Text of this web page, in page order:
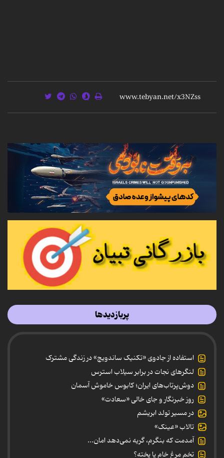
پربازدیدها
استفاده از جادوی «تکنیک ساندویچ» در زندگی مشترک
لنگرهای نجات در برابر سیلاب استرس
دوش‌پرتاب‌های ایران؛ کابوس خاموش آسمان
روز خبرنگار و جای خالی «سعادت»
در مسیر تولد ابریشم
تالاب «عینک»
آمدمت که بنگرم، گریه نمی‌دهد امان...
تخم مرغ خام یا پخته؟